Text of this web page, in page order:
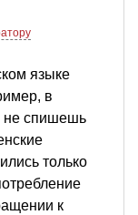
языке
в
не спишешь
только
к